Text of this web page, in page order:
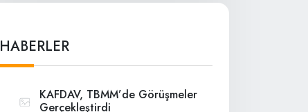
HABERLER
KAFDAV, TBMM’de Görüşmeler
Gerçekleştirdi